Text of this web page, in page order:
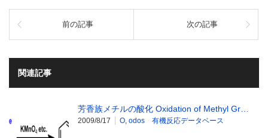
前の記事 次の記事
関連記事
芳香族メチルの酸化 Oxidation of Methyl Gr…
2009/8/17 O odos 有機反応データベース